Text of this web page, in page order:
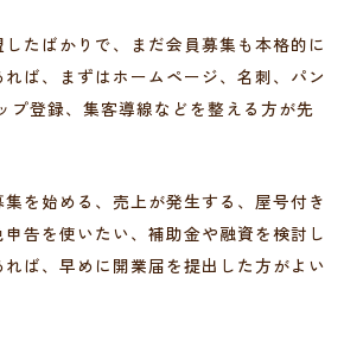
たばかりで、まだ会員募集も本格的に
ば、まずはホームページ、名刺、パン
プ登録、集客導線などを整える方が先
を始める、売上が発生する、屋号付き
告を使いたい、補助金や融資を検討し
ば、早めに開業届を提出した方がよい